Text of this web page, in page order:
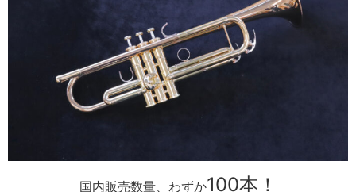
国内販売数量、わずか100本！